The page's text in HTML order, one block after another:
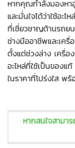
หากคุณกำลังมองหา
และมั่นใจได้ว่าใช้อะ
ที่เชี่ยวชาญด้านรถย
ช่างมืออาชีพและเค
ตั้งแต่ช่วงล่าง เครื่อ
อะไหล่ที่ใช้เป็นของ
ในราคาที่โปร่งใส พ
หากสนใจสามา